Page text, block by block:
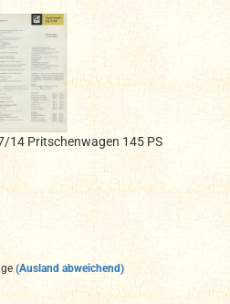
14 Pritschenwagen 145 PS
(Ausland abweichend)